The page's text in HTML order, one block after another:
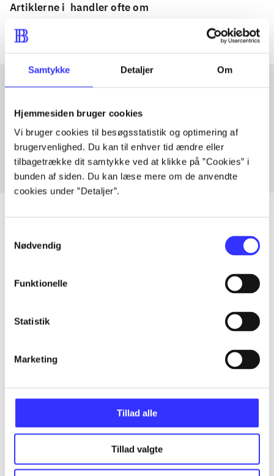
Samtykke Detaljer Om
Hjemmesiden bruger cookies
Vi bruger cookies til besøgsstatistik og optimering af
brugervenlighed. Du kan til enhver tid ændre eller
tilbagetrække dit samtykke ved at klikke på ”Cookies” i
bunden af siden. Du kan læse mere om de anvendte
cookies under ”Detaljer”.
Nødvendig
Funktionelle
Statistik
Marketing
Tillad alle
Tillad valgte
Artiklerne i handler ofte om
Artikler med samme emner
Fra
Artikler
...